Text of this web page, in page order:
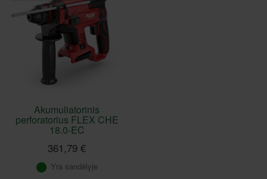
Akumuliatorinis
perforatorius FLEX CHE
18.0-EC
361,79 €
Yra sandėlyje